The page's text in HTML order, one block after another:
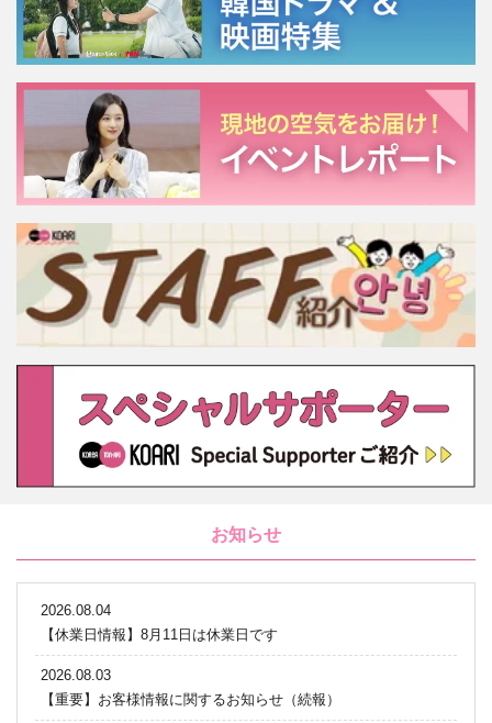
お知らせ
2026.08.04
【休業日情報】8月11日は休業日です
2026.08.03
【重要】お客様情報に関するお知らせ（続報）